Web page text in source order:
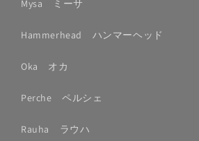
Mysa ミーサ
Hammerhead ハンマーヘッド
Oka オカ
Perche ペルシェ
Rauha ラウハ